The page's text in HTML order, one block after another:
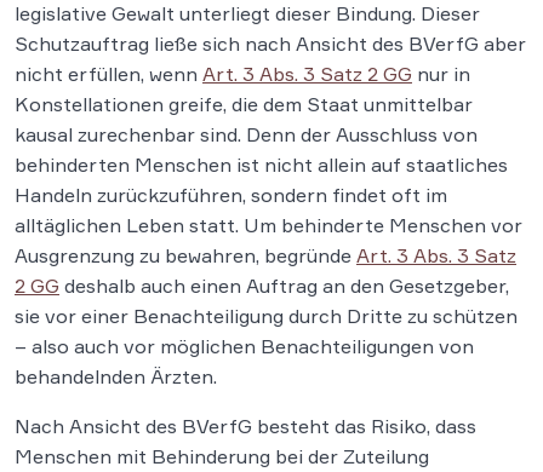
legislative Gewalt unterliegt dieser Bindung. Dieser
Schutzauftrag ließe sich nach Ansicht des BVerfG aber
nicht erfüllen, wenn Art. 3 Abs. 3 Satz 2 GG nur in
Konstellationen greife, die dem Staat unmittelbar
kausal zurechenbar sind. Denn der Ausschluss von
behinderten Menschen ist nicht allein auf staatliches
Handeln zurückzuführen, sondern findet oft im
alltäglichen Leben statt. Um behinderte Menschen vor
Ausgrenzung zu bewahren, begründe Art. 3 Abs. 3 Satz
2 GG deshalb auch einen Auftrag an den Gesetzgeber,
sie vor einer Benachteiligung durch Dritte zu schützen
– also auch vor möglichen Benachteiligungen von
behandelnden Ärzten.
Nach Ansicht des BVerfG besteht das Risiko, dass
Menschen mit Behinderung bei der Zuteilung